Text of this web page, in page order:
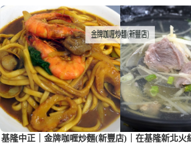
基隆中正｜金牌咖喱炒麵(新豐店)｜在基隆新北火